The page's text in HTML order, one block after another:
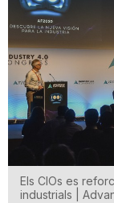
Els CIOs es
industrials |